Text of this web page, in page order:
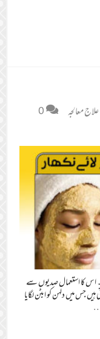
علاج معالجہ
0
اس کا استعمال صدیوں سے
جس میں دلہن کو ابٹن لگایا